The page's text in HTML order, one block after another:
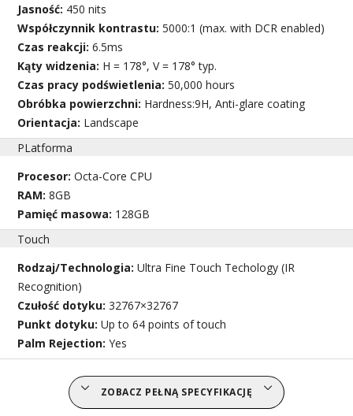
Jasność: 450 nits
Współczynnik kontrastu:5000:1 (max. with DCR enabled)
Czas reakcji:6.5ms
Kąty widzenia: H = 178°, V = 178° typ.
Czas pracy podświetlenia:50,000 hours
Obróbka powierzchni: Hardness:9H, Anti-glare coating
Orientacja: Landscape
PLatforma
Procesor:Octa-Core CPU
RAM:8GB
Pamięć masowa: 128GB
Touch
Rodzaj/Technologia:Ultra Fine Touch Techology (IR
Recognition)
Czułość dotyku:32767×32767
Punkt dotyku:Up to 64 points of touch
Palm Rejection:Yes
ZOBACZ PEŁNĄ SPECYFIKACJĘ